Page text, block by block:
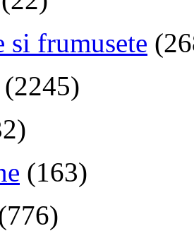
si frumusete
(2245)
(163)